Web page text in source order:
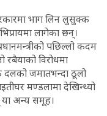
भाग लिन लुसुक्क
लागेका छन्।
पछिल्लो कदम
रबैयाको विरोधमा
दलको जमातभन्दा ठूलो
मण्डलामा देखिन्थ्यो
अन्य समूह।